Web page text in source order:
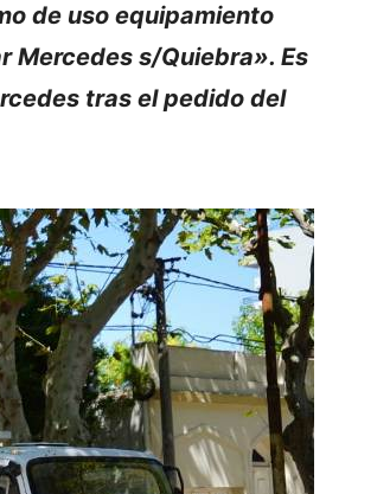
de uso equipamiento
Mercedes s/Quiebra». Es
tras el pedido del